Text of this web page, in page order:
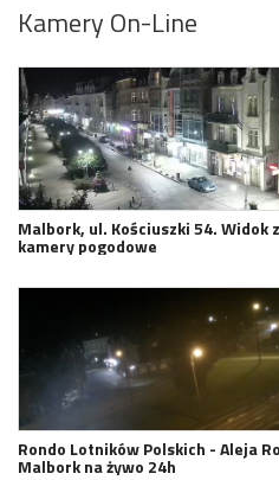
Kamery On-Line
Malbork, ul. Kościuszki 54.
kamery pogodowe
Rondo Lotników Polskich - Aleja
Malbork na żywo 24h